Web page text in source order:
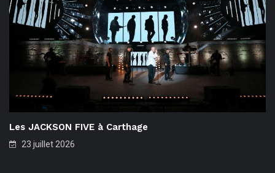
Les JACKSON FIVE à Carthage
23 juillet 2026